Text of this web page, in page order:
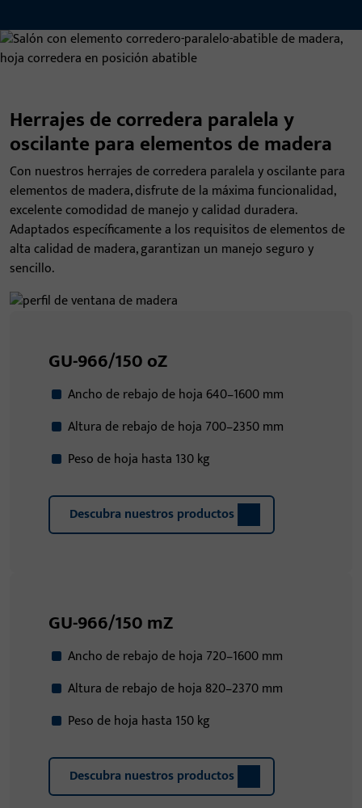
Herrajes de corredera paralela y
oscilante para elementos de madera
Con nuestros herrajes de corredera paralela y oscilante para
elementos de madera, disfrute de la máxima funcionalidad,
excelente comodidad de manejo y calidad duradera.
Adaptados específicamente a los requisitos de elementos de
alta calidad de madera, garantizan un manejo seguro y
sencillo.
GU-966/150 oZ
Ancho de rebajo de hoja 640–1600 mm
Altura de rebajo de hoja 700–2350 mm
Peso de hoja hasta 130 kg
Descubra nuestros productos
GU-966/150 mZ
Ancho de rebajo de hoja 720–1600 mm
Altura de rebajo de hoja 820–2370 mm
Peso de hoja hasta 150 kg
Descubra nuestros productos